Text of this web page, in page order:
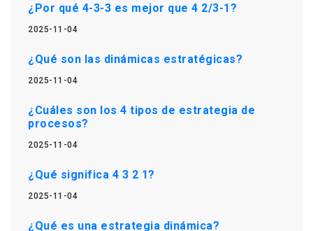
¿Por qué 4-3-3 es mejor que 4 2/3-1?
2025-11-04
¿Qué son las dinámicas estratégicas?
2025-11-04
¿Cuáles son los 4 tipos de estrategia de
procesos?
2025-11-04
¿Qué significa 4 3 2 1?
2025-11-04
¿Qué es una estrategia dinámica?